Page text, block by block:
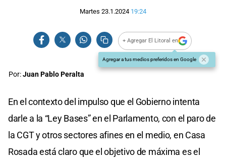
Martes 23.1.2024 19:24
+ Agregar El Litoral en
Agregar a tus medios preferidos en Google
Por:Juan Pablo Peralta
En el contexto del impulso que el Gobierno intenta
darle a la “Ley Bases” en el Parlamento, con el paro de
la CGT y otros sectores afines en el medio, en Casa
Rosada está claro que el objetivo de máxima es el